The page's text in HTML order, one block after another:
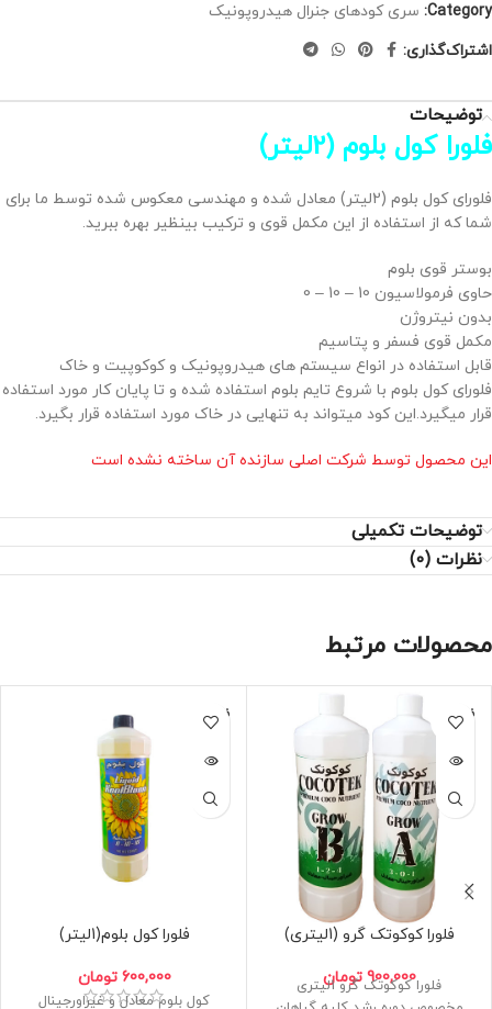
Category: سری کودهای جنرال هیدروپونیک
اشتراک‌گذاری:
توضیحات
فلورا کول بلوم (2لیتر)
فلورای کول بلوم (2لیتر) معادل شده و مهندسی معکوس شده توسط ما برای
شما که از استفاده از این مکمل قوی و ترکیب بینظیر بهره ببرید.
بوستر قوی بلوم
حاوی فرمولاسیون 10 – 10 – 0
بدون نیتروژن
مکمل قوی فسفر و پتاسیم
قابل استفاده در انواع سیستم های هیدروپونیک و کوکوپیت و خاک
فلورای کول بلوم با شروع تایم بلوم استفاده شده و تا پایان کار مورد استفاده
قرار میگیرد.این کود میتواند به تنهایی در خاک مورد استفاده قرار بگیرد.
این محصول توسط شرکت اصلی سازنده آن ساخته نشده است
توضیحات تکمیلی
نظرات (0)
محصولات مرتبط
فروخته
شده
فلورا کوکوتک گرو (1لیتری)
900,000 تومان
فلورا کوکوتک گرو 1لیتری
فروخته
شده
فلورا کول بلوم(1لیتر)
600,000 تومان
کول بلوم معادل و غیراورجینال